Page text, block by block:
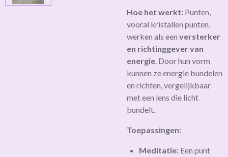
Hoe het werkt: Punten,
vooral kristallen punten,
werken als een versterker
en richtinggever van
energie. Door hun vorm
kunnen ze energie bundelen
en richten, vergelijkbaar
met een lens die licht
bundelt.
Toepassingen:
Meditatie: Een punt